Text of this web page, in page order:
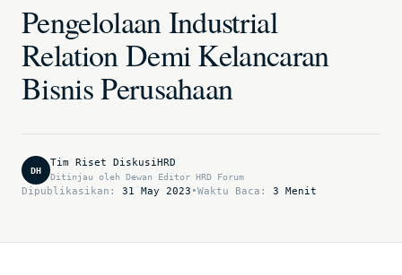
Pengelolaan Industrial
Relation Demi Kelancaran
Bisnis Perusahaan
DH
Tim Riset DiskusiHRD
Ditinjau oleh Dewan Editor HRD Forum
Dipublikasikan: 31 May 2023•Waktu Baca: 3 Menit